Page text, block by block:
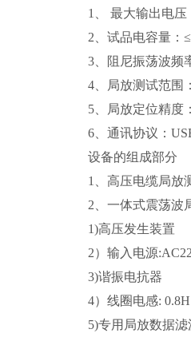
1、 最大输
2、试品电容量：
3、阻尼振荡
4、局放测试范围
5、局放定
6、通讯协议：
设备的组成部分
1、高压电缆局放
2、一体式震荡波
1)高压
2）输入电源
3)谐振
4）线圈电感: 0.8H
5)专用局放